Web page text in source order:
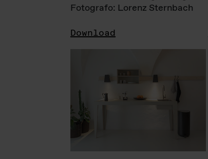
Fotografo: Lorenz Sternbach
Download